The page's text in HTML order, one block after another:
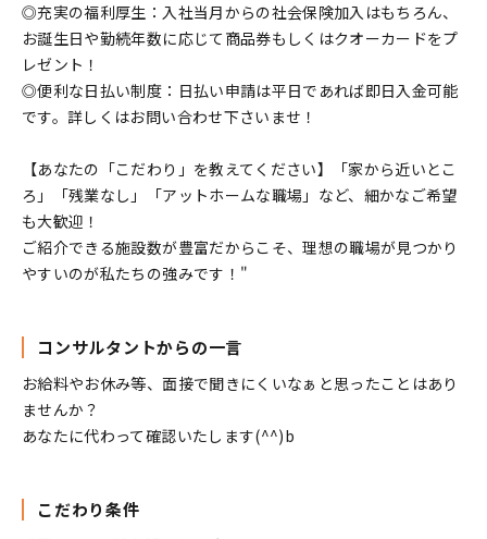
◎充実の福利厚生：入社当月からの社会保険加入はもちろん、
お誕生日や勤続年数に応じて商品券もしくはクオーカードをプ
レゼント！
◎便利な日払い制度：日払い申請は平日であれば即日入金可能
です。詳しくはお問い合わせ下さいませ！
【あなたの「こだわり」を教えてください】「家から近いとこ
ろ」「残業なし」「アットホームな職場」など、細かなご希望
も大歓迎！
ご紹介できる施設数が豊富だからこそ、理想の職場が見つかり
やすいのが私たちの強みです！"
コンサルタントからの一言
お給料やお休み等、面接で聞きにくいなぁと思ったことはあり
ませんか？
あなたに代わって確認いたします(^^)b
こだわり条件